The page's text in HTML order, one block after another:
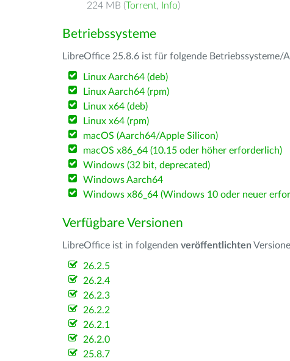
224 MB (Torrent, Info)
Betriebssysteme
LibreOffice 25.8.6 ist für folgende Betriebssysteme/
Linux Aarch64 (deb)
Linux Aarch64 (rpm)
Linux x64 (deb)
Linux x64 (rpm)
macOS (Aarch64/Apple Silicon)
macOS x86_64 (10.15 oder höher erforderlich)
Windows (32 bit, deprecated)
Windows Aarch64
Windows x86_64 (Windows 10 oder neuer
Verfügbare Versionen
LibreOffice ist in folgenden veröffentlichten
26.2.5
26.2.4
26.2.3
26.2.2
26.2.1
26.2.0
25.8.7